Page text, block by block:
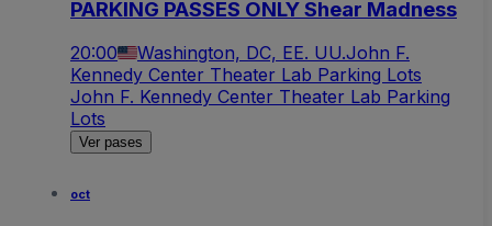
PARKING PASSES ONLY Shear Madness
20:00 Washington, DC, EE. UU.John F.
Kennedy Center Theater Lab Parking Lots
John F. Kennedy Center Theater Lab Parking
Lots
Ver pases
oct